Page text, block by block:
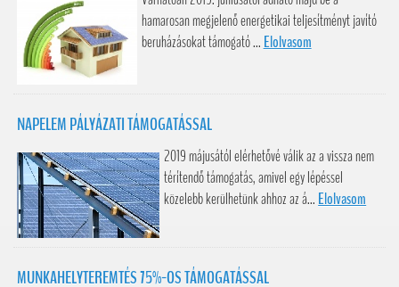
hamarosan megjelenő energetikai teljesítményt javító
beruházásokat támogató ... Elolvasom
NAPELEM PÁLYÁZATI TÁMOGATÁSSAL
2019 májusától elérhetővé válik az a vissza nem
térítendő támogatás, amivel egy lépéssel
közelebb kerülhetünk ahhoz az á... Elolvasom
MUNKAHELYTEREMTÉS 75%-OS TÁMOGATÁSSAL